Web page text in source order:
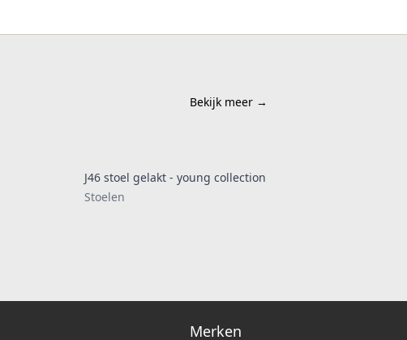
Bekijk meer →
J46 stoel gelakt - young collection
Stoelen
Merken